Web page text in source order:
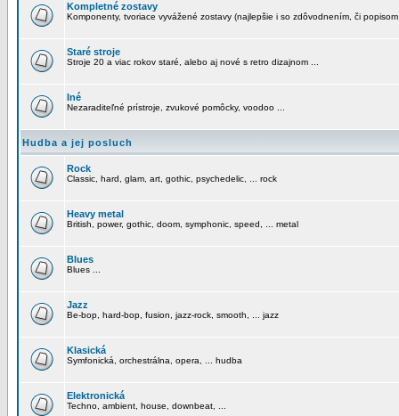
Kompletné zostavy
Komponenty, tvoriace vyvážené zostavy (najlepšie i so zdôvodnením, či
Staré stroje
Stroje 20 a viac rokov staré, alebo aj nové s retro dizajnom ...
Iné
Nezaraditeľné prístroje, zvukové pomôcky, voodoo ...
Hudba a jej posluch
Rock
Classic, hard, glam, art, gothic, psychedelic, ... rock
Heavy metal
British, power, gothic, doom, symphonic, speed, ... metal
Blues
Blues ...
Jazz
Be-bop, hard-bop, fusion, jazz-rock, smooth, ... jazz
Klasická
Symfonická, orchestrálna, opera, ... hudba
Elektronická
Techno, ambient, house, downbeat, ...